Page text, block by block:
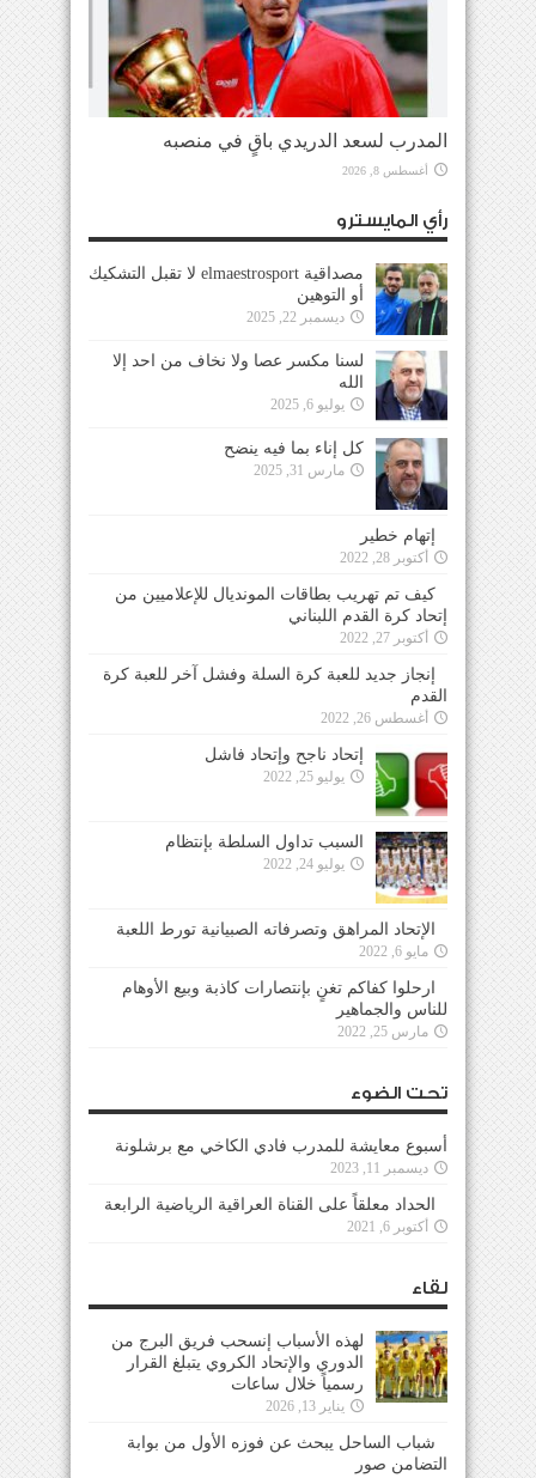
المدرب لسعد الدريدي باقٍ في منصبه
أغسطس 8, 2026
رأي المايسترو
مصداقية elmaestrosport لا تقبل التشكيك
أو التوهين
ديسمبر 22, 2025
لسنا مكسر عصا ولا نخاف من احد إلا
الله
يوليو 6, 2025
كل إناء بما فيه ينضح
مارس 31, 2025
إتهام خطير
أكتوبر 28, 2022
كيف تم تهريب بطاقات المونديال للإعلاميين من
إتحاد كرة القدم اللبناني
أكتوبر 27, 2022
إنجاز جديد للعبة كرة السلة وفشل آخر للعبة كرة
القدم
أغسطس 26, 2022
إتحاد ناجح وإتحاد فاشل
يوليو 25, 2022
السبب تداول السلطة بإنتظام
يوليو 24, 2022
الإتحاد المراهق وتصرفاته الصبيانية تورط اللعبة
مايو 6, 2022
ارحلوا كفاكم تغنٍ بإنتصارات كاذبة وبيع الأوهام
للناس والجماهير
مارس 25, 2022
تحت الضوء
أسبوع معايشة للمدرب فادي الكاخي مع برشلونة
ديسمبر 11, 2023
الحداد معلقاً على القناة العراقية الرياضية الرابعة
أكتوبر 6, 2021
لقاء
لهذه الأسباب إنسحب فريق البرج من
الدوري والإتحاد الكروي يتبلغ القرار
رسمياً خلال ساعات
يناير 13, 2026
شباب الساحل يبحث عن فوزه الأول من بوابة
التضامن صور